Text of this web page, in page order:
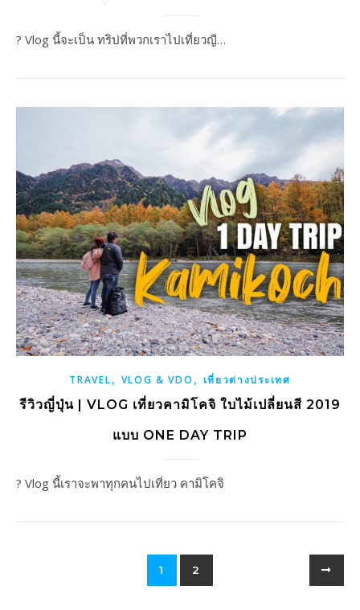
? Vlog นี้จะเป็น ทริปที่พวกเราไปเที่ยวญี…
TRAVEL, VLOG & VDO , เที่ยวต่างประเทศ
รีวิวญี่ปุ่น | VLOG เที่ยวคามิโคจิ ใบไม้เปลี่ยนสี 2019
แบบ ONE DAY TRIP
? Vlog นี้เราจะพาทุกคนไปเที่ยว คามิโคจิ
1 2